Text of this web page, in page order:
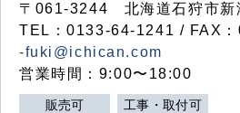
〒061-3244 北海道石狩市新
TEL：0133-64-1241 / FAX
-fuki@ichican.com
営業時間：9:00〜18:00
販売可 工事・取付可